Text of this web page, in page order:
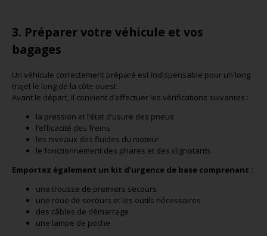
3. Préparer votre véhicule et vos
bagages
Un véhicule correctement préparé est indispensable pour un long
trajet le long de la côte ouest.
Avant le départ, il convient d’effectuer les vérifications suivantes :
la pression et l’état d’usure des pneus
l’efficacité des freins
les niveaux des fluides du moteur
le fonctionnement des phares et des clignotants
Emportez également un kit d’urgence de base comprenant :
une trousse de premiers secours
une roue de secours et les outils nécessaires
des câbles de démarrage
une lampe de poche